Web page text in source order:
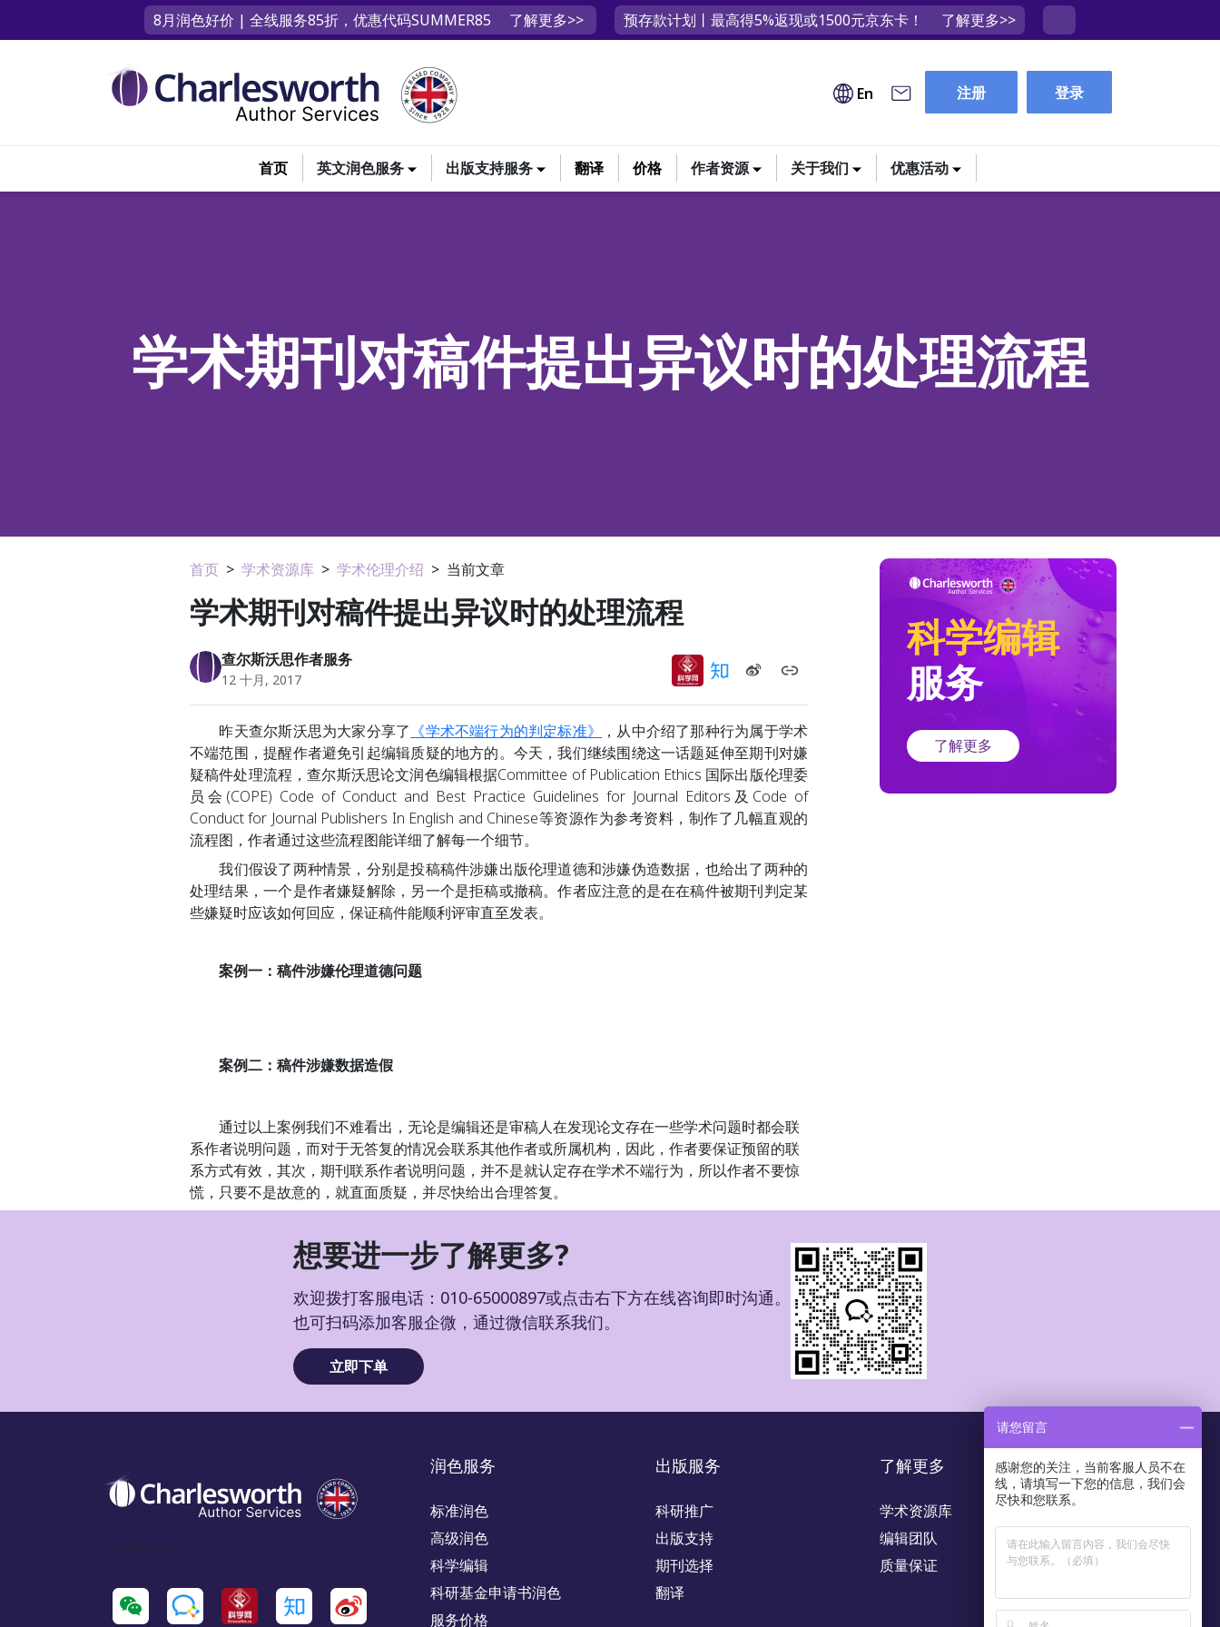
8月润色好价 | 全线服务85折，优惠代码SUMMER85 了解更多>> 预存款计划丨最高得5%返现或1500元京东卡！ 了解更多>>
En 注册 登录
首页 英文润色服务 出版支持服务 翻译 价格 作者资源 关于我们 优惠活动
学术期刊对稿件提出异议时的处理流程
首页 > 学术资源库 > 学术伦理介绍 > 当前文章
学术期刊对稿件提出异议时的处理流程
查尔斯沃思作者服务
12 十月, 2017
昨天查尔斯沃思为大家分享了 《学术不端行为的判定标准》
，从中介绍了那种行为属于学术
不端范围，提醒作者避免引起编辑质疑的地方的。今天，我们继续围绕这一话题延伸至期刊对嫌
疑稿件处理流程，查尔斯沃思论文润色编辑根据Committee of Publication Ethics 国际出版伦理委
员会(COPE) Code of Conduct and Best Practice Guidelines for Journal Editors及Code of
Conduct for Journal Publishers In English and Chinese等资源作为参考资料，制作了几幅直观的
流程图，作者通过这些流程图能详细了解每一个细节。
我们假设了两种情景，分别是投稿稿件涉嫌出版伦理道德和涉嫌伪造数据，也给出了两种的
处理结果，一个是作者嫌疑解除，另一个是拒稿或撤稿。作者应注意的是在在稿件被期刊判定某
些嫌疑时应该如何回应，保证稿件能顺利评审直至发表。
案例一：稿件涉嫌伦理道德问题
案例二：稿件涉嫌数据造假
通过以上案例我们不难看出，无论是编辑还是审稿人在发现论文存在一些学术问题时都会联
系作者说明问题，而对于无答复的情况会联系其他作者或所属机构，因此，作者要保证预留的联
系方式有效，其次，期刊联系作者说明问题，并不是就认定存在学术不端行为，所以作者不要惊
慌，只要不是故意的，就直面质疑，并尽快给出合理答复。
科学编辑
服务
了解更多
想要进一步了解更多?
欢迎拨打客服电话：010-65000897或点击右下方在线咨询即时沟通。
也可扫码添加客服企微，通过微信联系我们。
立即下单
Social Icon
润色服务
标准润色
高级润色
科学编辑
科研基金申请书润色
服务价格
出版服务
科研推广
出版支持
期刊选择
翻译
了解更多
学术资源库
编辑团队
质量保证
请您留言
感谢您的关注，当前客服人员不在
线，请填写一下您的信息，我们会
尽快和您联系。